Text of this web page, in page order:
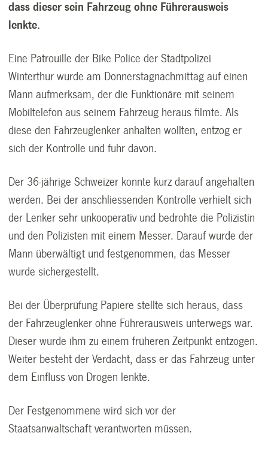
dass dieser sein Fahrzeug ohne Führerausweis
lenkte.
Eine Patrouille der Bike Police der Stadtpolizei
Winterthur wurde am Donnerstagnachmittag auf einen
Mann aufmerksam, der die Funktionäre mit seinem
Mobiltelefon aus seinem Fahrzeug heraus filmte. Als
diese den Fahrzeuglenker anhalten wollten, entzog er
sich der Kontrolle und fuhr davon.
Der 36-jährige Schweizer konnte kurz darauf angehalten
werden. Bei der anschliessenden Kontrolle verhielt sich
der Lenker sehr unkooperativ und bedrohte die Polizistin
und den Polizisten mit einem Messer. Darauf wurde der
Mann überwältigt und festgenommen, das Messer
wurde sichergestellt.
Bei der Überprüfung Papiere stellte sich heraus, dass
der Fahrzeuglenker ohne Führerausweis unterwegs war.
Dieser wurde ihm zu einem früheren Zeitpunkt entzogen.
Weiter besteht der Verdacht, dass er das Fahrzeug unter
dem Einfluss von Drogen lenkte.
Der Festgenommene wird sich vor der
Staatsanwaltschaft verantworten müssen.